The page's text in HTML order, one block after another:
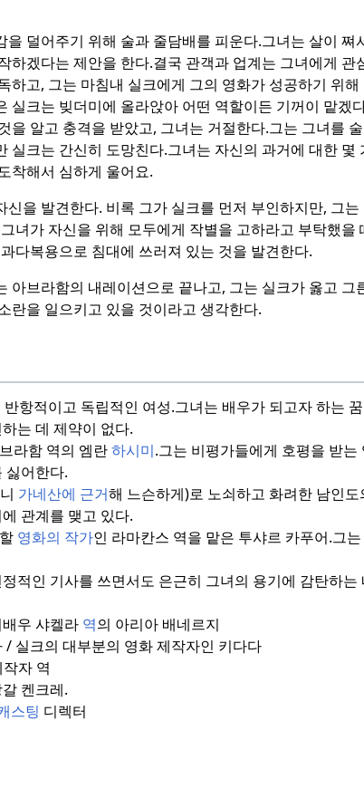
덜어주기 위해 술과 줄담배를 피운다.그녀는 살이 쪄
하겠다는 제안을 한다.결국 관객과 업계는 그녀에게 관
하고, 그는 마침내 실크에게 그의 영화가 성공하기 위
실크는 빚더미에 올라앉아 어떤 역할이든 기꺼이 맡겠
을 알고 충격을 받았고, 그녀는 거절한다.그는 그녀를
실크는 간신히 도망친다.그녀는 자신의 과거에 대한 몇
착해서 심하게 울어요.
을 발견한다. 비록 그가 실크를 먼저 부인하지만, 그
녀가 자신을 위해 모두에게 작별을 고하라고 부탁했을
다복용으로 침대에 쓰러져 있는 것을 발견한다.
아브라함의 내레이션으로 끝나고, 그는 실크가 옳고
란을 일으키고 있을 것이라고 생각한다.
항적이고 독립적인 여성.그녀는 배우가 되고자 하는
는 데 제약이 없다.
라함 역의 엠란하시미.그는 비평가들에게 호평을 받
싫어한다.
가네산에 근거해 느슨하게)로 노쇠하고 화려한 남인
관계를 맺고 있다.
영화의 작가인 라마칸스 역을 맡은 투샤르 카푸어.그
적인 기사를 쓰면서도 은근히 그녀의 용기에 감탄하는
우 샤켈라 역의 아리아 배네르지
/ 실크의 대부분의 영화 제작자인 키다다
자 역
켄크레.
스팅 디렉터